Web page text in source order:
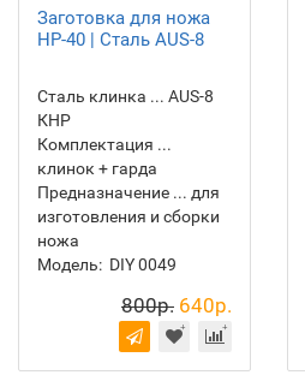
Заготовка для ножа
НР-40 | Сталь AUS-8
Сталь клинка ... AUS-8
КНР
Комплектация ...
клинок + гарда
Предназначение ... для
изготовления и сборки
ножа
Модель: DIY 0049
800р. 640р.